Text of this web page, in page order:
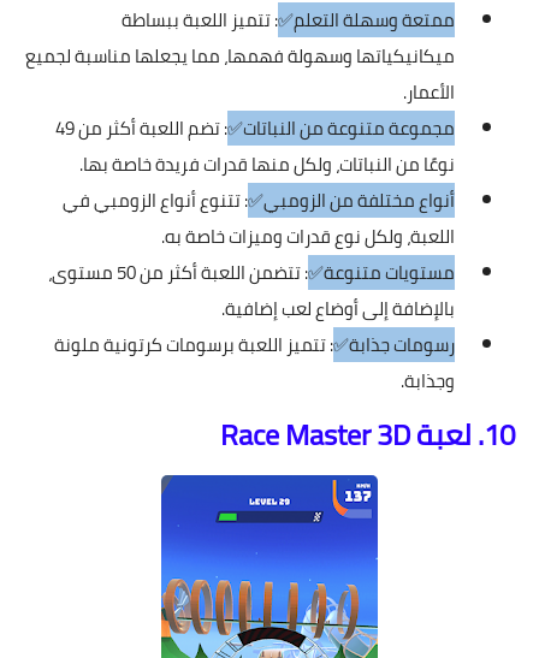
ممتعة وسهلة التعلم✅: تتميز اللعبة ببساطة
ميكانيكياتها وسهولة فهمها، مما يجعلها مناسبة لجميع
الأعمار.
مجموعة متنوعة من النباتات✅
: تضم اللعبة أكثر من 49
نوعًا من النباتات، ولكل منها قدرات فريدة خاصة بها.
أنواع مختلفة من الزومبي✅: تتنوع أنواع الزومبي في
اللعبة، ولكل نوع قدرات وميزات خاصة به.
مستويات متنوعة✅
: تتضمن اللعبة أكثر من 50 مستوى،
بالإضافة إلى أوضاع لعب إضافية.
رسومات جذابة✅: تتميز اللعبة برسومات كرتونية ملونة
وجذابة.
10. لعبة Race Master 3D